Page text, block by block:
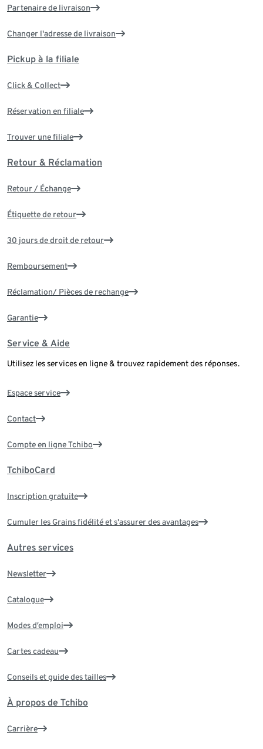
Partenaire de livraison
Changer l'adresse de livraison
Pickup à la filiale
Click & Collect
Réservation en filiale
Trouver une filiale
Retour & Réclamation
Retour / Échange
Étiquette de retour
30 jours de droit de retour
Remboursement
Réclamation/ Pièces de rechange
Garantie
Service & Aide
Utilisez les services en ligne & trouvez rapidement des réponses.
Espace service
Contact
Compte en ligne Tchibo
TchiboCard
Inscription gratuite
Cumuler les Grains fidélité et s'assurer des avantages
Autres services
Newsletter
Catalogue
Modes d’emploi
Cartes cadeau
Conseils et guide des tailles
À propos de Tchibo
Carrière